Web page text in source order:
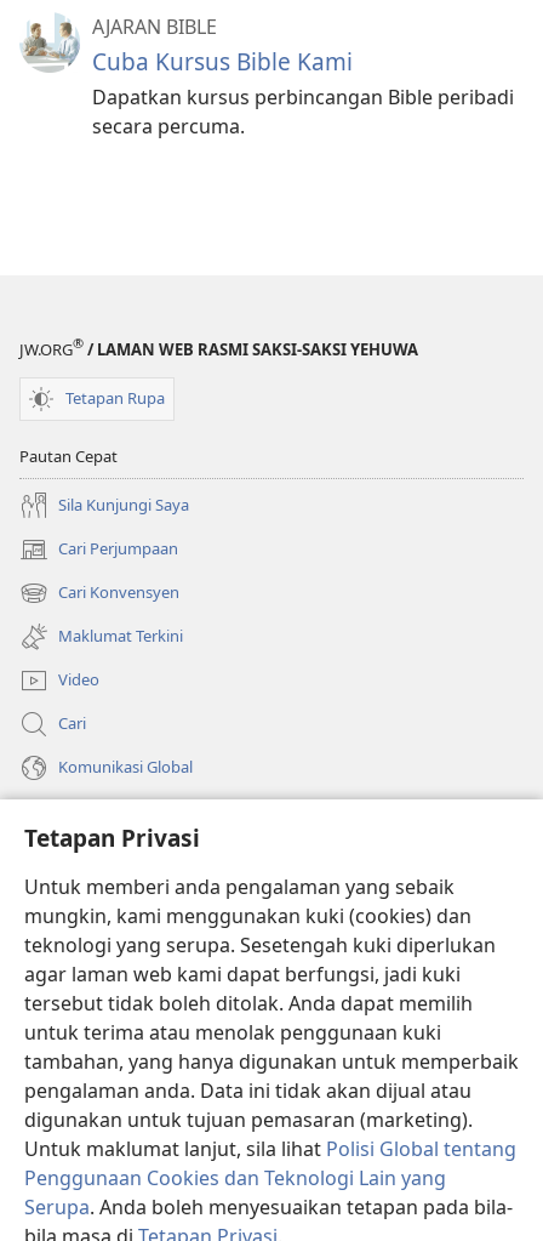
Tetapan Privasi
Untuk memberi anda pengalaman yang sebaik
mungkin, kami menggunakan kuki (cookies) dan
teknologi yang serupa. Sesetengah kuki diperlukan
agar laman web kami dapat berfungsi, jadi kuki
tersebut tidak boleh ditolak. Anda dapat memilih
untuk terima atau menolak penggunaan kuki
tambahan, yang hanya digunakan untuk memperbaik
pengalaman anda. Data ini tidak akan dijual atau
digunakan untuk tujuan pemasaran (marketing).
Untuk maklumat lanjut, sila lihat Polisi Global tentang
Penggunaan Cookies dan Teknologi Lain yang
Serupa. Anda boleh menyesuaikan tetapan pada bila-
AJARAN BIBLE
Cuba Kursus Bible Kami
Dapatkan kursus perbincangan Bible peribadi
secara percuma.
JW.ORG® / LAMAN WEB RASMI SAKSI-SAKSI YEHUWA
Tetapan Rupa
Pautan Cepat
Sila Kunjungi Saya
Cari Perjumpaan
(membuka
tetingkap
baharu)
Cari Konvensyen
(membuka
tetingkap
baharu)
Maklumat Terkini
Video
Cari
Komunikasi Global
(membuka
tetingkap
baharu)PERPUSTAKAAN DALAM TALIAN Watchtower
(membuka
tetingkap
baharu)JW Hub
(membuka
tetingkap
baharu)
®
Watchtower Library®
Copyright© 2026 Watch Tower Bible and Tract Society of Pennsylvania.